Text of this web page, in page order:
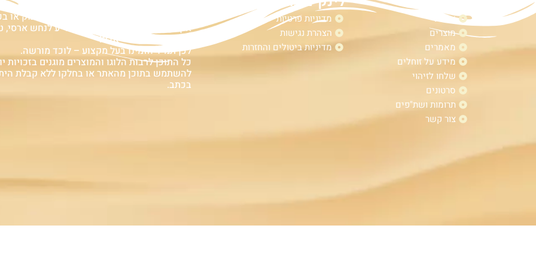
אודות
מוצרים
מאמרים
מידע על זוחלים
שלחו לזיהוי
סרטונים
תרומות ושת"פים
צור קשר
מדיניות פרטיות
הצהרת נגישות
מדיניות ביטולים והחזרות
במוצרים ובמידע המובא באתר, בדף פיסבוק או
אין המלצה לגעת, להתעסק, להפריע לנחש ארסי,
עלולה לעלות בחיי אדם!
לכן תמיד הזמינו בעל מקצוע – לוכד מורשה.
כל התוכן לרבות הלוגו והמוצרים מוגנים בזכויות
להשתמש בתוכן מהאתר או בחלקו ללא קבלת
בכתב.